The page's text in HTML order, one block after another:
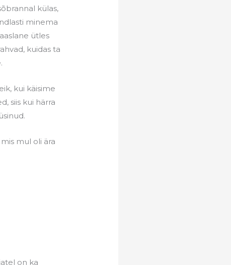
külas,
minema
ütles
kuidas ta
kui käisime
siis kui härra
mul oli ära
on ka